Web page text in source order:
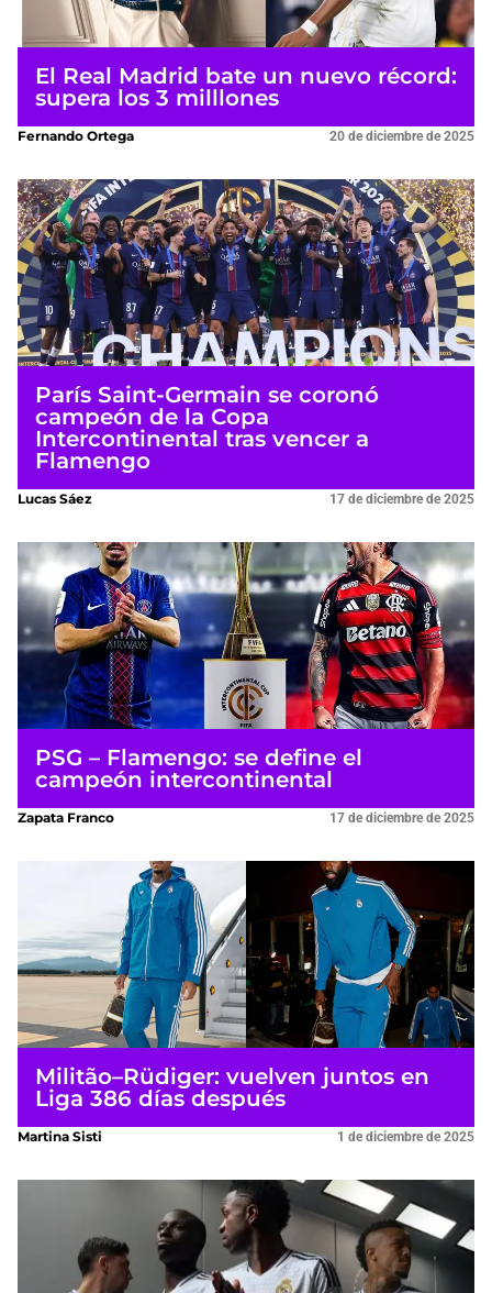
El Real Madrid bate un nuevo récord:
supera los 3 milllones
Fernando Ortega 20 de diciembre de 2025
París Saint-Germain se coronó
campeón de la Copa
Intercontinental tras vencer a
Flamengo
Lucas Sáez 17 de diciembre de 2025
PSG – Flamengo: se define el
campeón intercontinental
Zapata Franco 17 de diciembre de 2025
Militão–Rüdiger: vuelven juntos en
Liga 386 días después
Martina Sisti 1 de diciembre de 2025